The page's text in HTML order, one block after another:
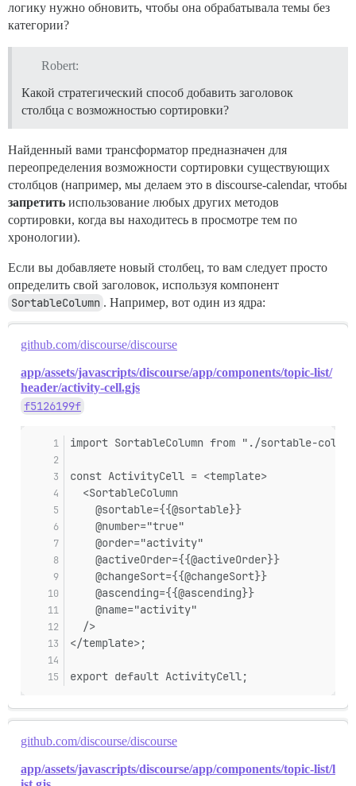
логику нужно обновить, чтобы она обрабатывала темы без
категории?
Robert:
Какой стратегический способ добавить заголовок
столбца с возможностью сортировки?
Найденный вами трансформатор предназначен для
переопределения возможности сортировки существующих
столбцов (например, мы делаем это в discourse-calendar, чтобы
запретить использование любых других методов
сортировки, когда вы находитесь в просмотре тем по
хронологии).
Если вы добавляете новый столбец, то вам следует просто
определить свой заголовок, используя компонент
SortableColumn . Например, вот один из ядра:
github.com/discourse/discourse
app/assets/javascripts/discourse/app/components/topic-list/
header/activity-cell.gjs
f5126199f
import SortableColumn from "./sortable-
const ActivityCell = <template>
  <SortableColumn
    @sortable={{@sortable}}
    @number="true"
    @order="activity"
    @activeOrder={{@activeOrder}}
    @changeSort={{@changeSort}}
    @ascending={{@ascending}}
    @name="activity"
  />
</template>;
export default ActivityCell;
github.com/discourse/discourse
app/assets/javascripts/discourse/app/components/topic-list/l